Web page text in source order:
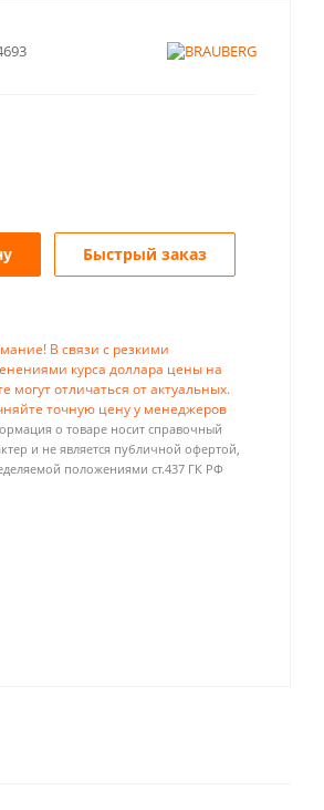
Быстрый заказ
В связи с резкими
курса доллара цены на
могут отличаться от актуальных.
точную цену у менеджеров
о товаре носит справочный
и не является публичной офертой,
положениями ст.437 ГК РФ